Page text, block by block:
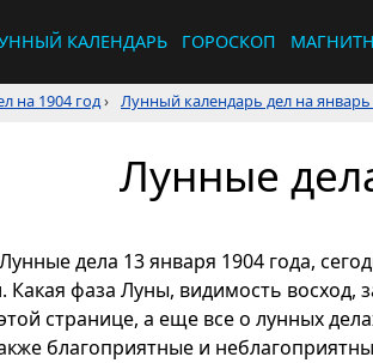
КАЛЕНДАРЬ ГОРОСКОП
на 1904 год› Лунный календарь дел на январь
Лунные
Лунные дела 13 января 1904 года,
Какая фаза Луны, видимость восход,
странице, а еще все о лунных
благоприятные и